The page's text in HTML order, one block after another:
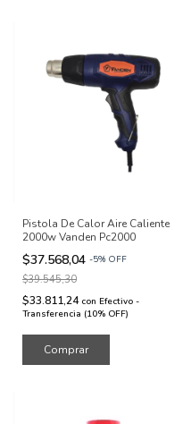
Pistola De Calor Aire Caliente
2000w Vanden Pc2000
$37.568,04 -5% OFF
$39.545,30
$33.811,24 con Efectivo -
Transferencia (10% OFF)